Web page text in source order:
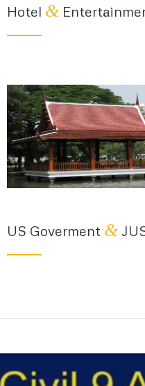
Hotel &
US Goverment &